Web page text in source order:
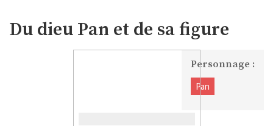
Du dieu Pan et de sa figure
Personnage :
Pan